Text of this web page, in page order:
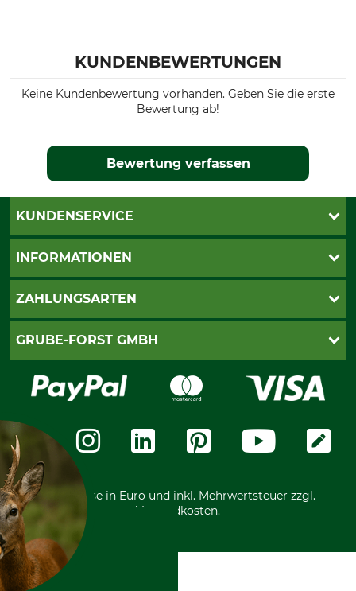
KUNDENBEWERTUNGEN
Keine Kundenbewertung vorhanden. Geben Sie die erste
Bewertung ab!
Bewertung verfassen
KUNDENSERVICE
Katalogbestellung
INFORMATIONEN
AGB
Widerrufsformular
Zahlungsarten
ZAHLUNGSARTEN
PayPal
Vorkasse
GRUBE-FORST GMBH
Karriere
Über uns
Community
International
*Alle Preise in Euro und inkl. Mehrwertsteuer zzgl.
Versandkosten.